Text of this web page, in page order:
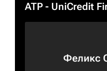
ATP - UniCredit
Феликс